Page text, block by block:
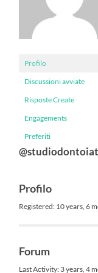
Profilo
Discussioni avviate
Risposte Create
Engagements
Preferiti
Profilo
Registered: 10 years, 6
Forum
Last Activity: 3 years, 4